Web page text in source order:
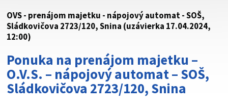
OVS - prenájom majetku - nápojový automat - SOŠ,
Sládkovičova 2723/120, Snina (uzávierka 17.04.2024,
12:00)
Ponuka na prenájom majetku –
O.V.S. – nápojový automat – SOŠ,
Sládkovičova 2723/120, Snina